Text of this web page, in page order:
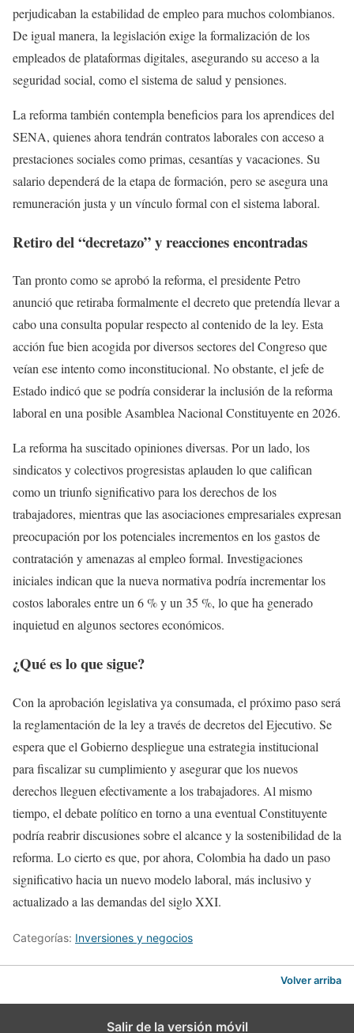
perjudicaban la estabilidad de empleo para muchos colombianos.
De igual manera, la legislación exige la formalización de los
empleados de plataformas digitales, asegurando su acceso a la
seguridad social, como el sistema de salud y pensiones.
La reforma también contempla beneficios para los aprendices del
SENA, quienes ahora tendrán contratos laborales con acceso a
prestaciones sociales como primas, cesantías y vacaciones. Su
salario dependerá de la etapa de formación, pero se asegura una
remuneración justa y un vínculo formal con el sistema laboral.
Retiro del “decretazo” y reacciones encontradas
Tan pronto como se aprobó la reforma, el presidente Petro
anunció que retiraba formalmente el decreto que pretendía llevar a
cabo una consulta popular respecto al contenido de la ley. Esta
acción fue bien acogida por diversos sectores del Congreso que
veían ese intento como inconstitucional. No obstante, el jefe de
Estado indicó que se podría considerar la inclusión de la reforma
laboral en una posible Asamblea Nacional Constituyente en 2026.
La reforma ha suscitado opiniones diversas. Por un lado, los
sindicatos y colectivos progresistas aplauden lo que califican
como un triunfo significativo para los derechos de los
trabajadores, mientras que las asociaciones empresariales expresan
preocupación por los potenciales incrementos en los gastos de
contratación y amenazas al empleo formal. Investigaciones
iniciales indican que la nueva normativa podría incrementar los
costos laborales entre un 6 % y un 35 %, lo que ha generado
inquietud en algunos sectores económicos.
¿Qué es lo que sigue?
Con la aprobación legislativa ya consumada, el próximo paso será
la reglamentación de la ley a través de decretos del Ejecutivo. Se
espera que el Gobierno despliegue una estrategia institucional
para fiscalizar su cumplimiento y asegurar que los nuevos
derechos lleguen efectivamente a los trabajadores. Al mismo
tiempo, el debate político en torno a una eventual Constituyente
podría reabrir discusiones sobre el alcance y la sostenibilidad de la
reforma. Lo cierto es que, por ahora, Colombia ha dado un paso
significativo hacia un nuevo modelo laboral, más inclusivo y
actualizado a las demandas del siglo XXI.
Categorías: Inversiones y negocios
Volver arriba
Salir de la versión móvil